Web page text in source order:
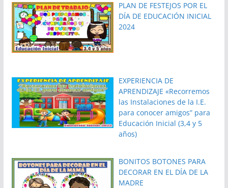
PLAN DE FESTEJOS POR EL
DÍA DE EDUCACIÓN INICIAL
2024
EXPERIENCIA DE
APRENDIZAJE «Recorremos
las Instalaciones de la I.E.
para conocer amigos” para
Educación Inicial (3,4 y 5
años)
BONITOS BOTONES PARA
DECORAR EN EL DÍA DE LA
MADRE